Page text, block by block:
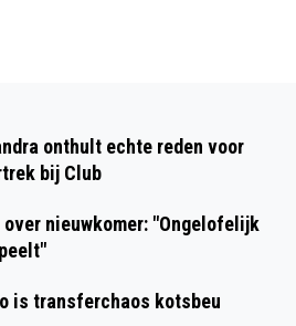
onthult echte reden voor
bij Club
over nieuwkomer: "Ongelofelijk
is transferchaos kotsbeu